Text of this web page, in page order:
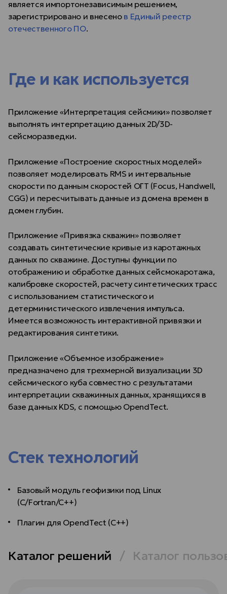
является импортонезависимым решением,
зарегистрировано и внесено в Единый реестр
отечественного ПО.
Где и как используется
Приложение «Интерпретация сейсмики» позволяет
выполнять интерпретацию данных 2D/3D-
сейсморазведки.
Приложение «Построение скоростных моделей»
позволяет моделировать RMS и интервальные
скорости по данным скоростей ОГТ (Focus, Handwell,
CGG) и пересчитывать данные из домена времен в
домен глубин.
Приложение «Привязка скважин» позволяет
создавать синтетические кривые из каротажных
данных по скважине. Доступны функции по
отображению и обработке данных сейсмокаротажа,
калибровке скоростей, расчету синтетических трасс
с использованием статистического и
детерминистического извлечения импульса.
Имеется возможность интерактивной привязки и
редактирования синтетики.
Приложение «Объемное изображение»
предназначено для трехмерной визуализации 3D
сейсмического куба совместно с результатами
интерпретации скважинных данных, хранящихся в
базе данных KDS, с помощью OpendTect.
Стек технологий
Базовый модуль геофизики под Linux
(C/Fortran/C++)
Плагин для OpendTect (C++)
Каталог решений Каталог